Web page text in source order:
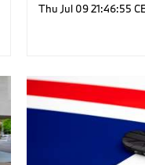
Thu Jul 09 21:46:55